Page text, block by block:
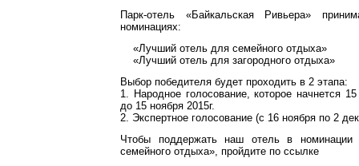
Парк-отель «Байкальская Ривьера»
номинациях:
«Лучший отель для семейного отдыха»
«Лучший отель для загородного отдыха»
Выбор победителя будет проходить в 2 этапа:
1. Народное голосование, которое начнется
до 15 ноября 2015г.
2. Экспертное голосование (с 16 ноября по 2
Чтобы поддержать наш отель в
семейного отдыха», пройдите по ссылке